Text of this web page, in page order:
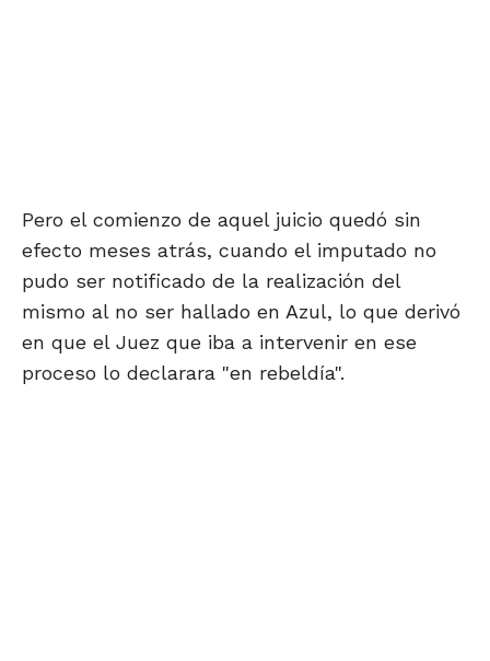
Pero el comienzo de aquel juicio quedó sin
efecto meses atrás, cuando el imputado no
pudo ser notificado de la realización del
mismo al no ser hallado en Azul, lo que derivó
en que el Juez que iba a intervenir en ese
proceso lo declarara "en rebeldía".